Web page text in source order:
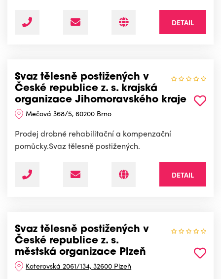
DETAIL
Svaz tělesně postižených v
České republice z. s. krajská
organizace Jihomoravského kraje
Mečová 368/5, 60200 Brno
Prodej drobné rehabilitační a kompenzační
pomůcky.Svaz tělesně postižených.
DETAIL
Svaz tělesně postižených v
České republice z. s.
městská organizace Plzeň
Koterovská 2061/134, 32600 Plzeň